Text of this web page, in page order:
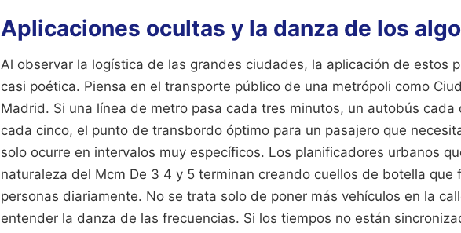
Aplicaciones ocultas y la danza de los
Al observar la logística de las grandes ciudades, la aplicación de estos
casi poética. Piensa en el transporte público de una metrópoli como
Madrid. Si una línea de metro pasa cada tres minutos, un autobús cada
cada cinco, el punto de transbordo óptimo para un pasajero que
solo ocurre en intervalos muy específicos. Los planificadores urbanos
naturaleza del Mcm De 3 4 y 5 terminan creando cuellos de botella que
personas diariamente. No se trata solo de poner más vehículos en la
entender la danza de las frecuencias. Si los tiempos no están